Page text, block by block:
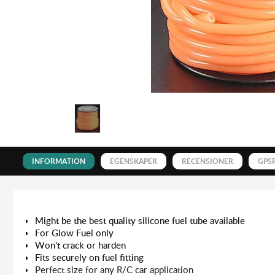
INFORMATION EGENSKAPER RECENSIONER
Might be the best quality silicone fuel tube available
For Glow Fuel only
Won't crack or harden
Fits securely on fuel fitting
Perfect size for any R/C car application